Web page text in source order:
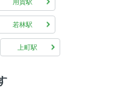
用賀駅
若林駅
上町駅